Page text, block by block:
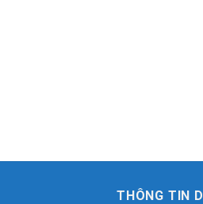
THÔNG TIN